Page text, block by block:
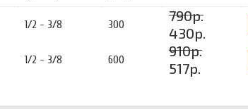
1/2 - 3/8 300
790р.
430р.
1/2 - 3/8 600
910р.
517р.